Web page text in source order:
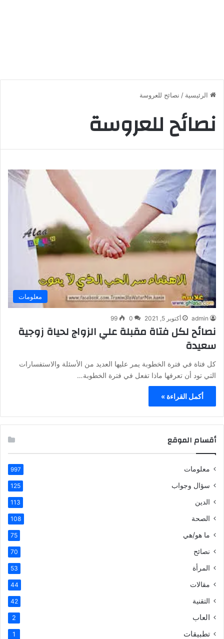
الرئيسية / نصائح للعروسة
نصائح للعروسة
معلومات
admin أكتوبر 5, 2021 0
99
نصائح لكل فتاة مقبلة علي الزواج لحياة زوجية
سعيدة
كل فتاة في فترة الخطوبة يمر عليها العديد من الأسئلة والاستفسارات
التي تود أن تعرفها ماذا تفعل في فترة الخطوبة…
أكمل القراءة »
أقسام الموقع
معلومات 997
سؤال وجواب 125
الدين 113
الصحة 108
ما هو/هي 75
نصائح 70
المرأة 53
مقالات 44
التقنية 42
العاب 2
تطبيقات 1